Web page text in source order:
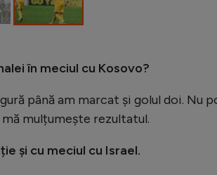
în meciul cu Kosovo?
până am marcat și golul doi. Nu
mulțumește rezultatul.
și cu meciul cu Israel.